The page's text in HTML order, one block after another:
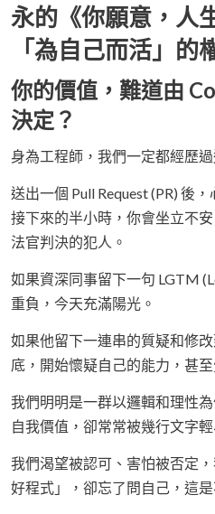
永的《你願意，人
「為自己而活」的
你的價值，難道由
決定？
身為工程師，我們一定都經歷過
送出一個 Pull Request (PR) 後
接下來的半小時，你會坐立不
法官判決的犯人。
如果資深同事留下一句 LGTM
重負，今天充滿陽光。
如果他留下一連串的質疑和修
底，開始懷疑自己的能力，甚
我們明明是一群以邏輯和理性
自我價值，卻常常被幾行文字輕
我們渴望被認可、害怕被否定
好程式」，卻忘了問自己，這